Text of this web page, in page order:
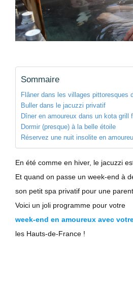
Sommaire
Flâner dans les villages pittoresques
Buller dans le jacuzzi privatif
Dîner en amoureux dans un kota grill
Dormir (presque) à la belle étoile
Réservez une nuit insolite en
En été comme en hiver, le jacuzzi
Et quand on passe un week-end à
son petit spa privatif pour une
Voici un joli programme pour votre
week-end en amoureux avec
les Hauts-de-France !